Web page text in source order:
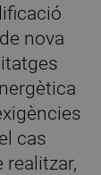
nova
cas
realitzar,